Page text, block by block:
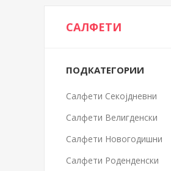
САЛФЕТИ
ПОДКАТЕГОРИИ
Салфети Секојдневни
Салфети Велигденски
Салфети Новогодишни
Салфети Роденденски